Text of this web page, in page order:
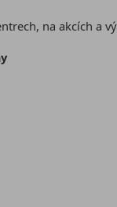
na akcích a